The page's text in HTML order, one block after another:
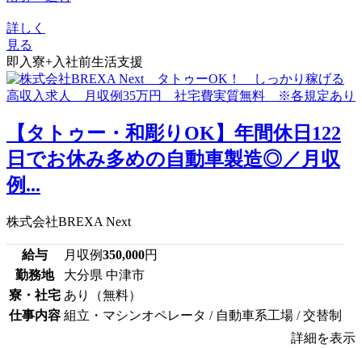
詳しく
見る
即入寮+入社前生活支援
【タトゥー・和彫りOK】年間休日122
日でお休み多めの自動車製造◎／月収
例...
株式会社BREXA Next
給与 月収例350,000円
勤務地
大分県 中津市
寮・社宅 あり（無料）
仕事内容 組立・マシンオペレータ / 自動車系工場 / 交替制
詳細を表示